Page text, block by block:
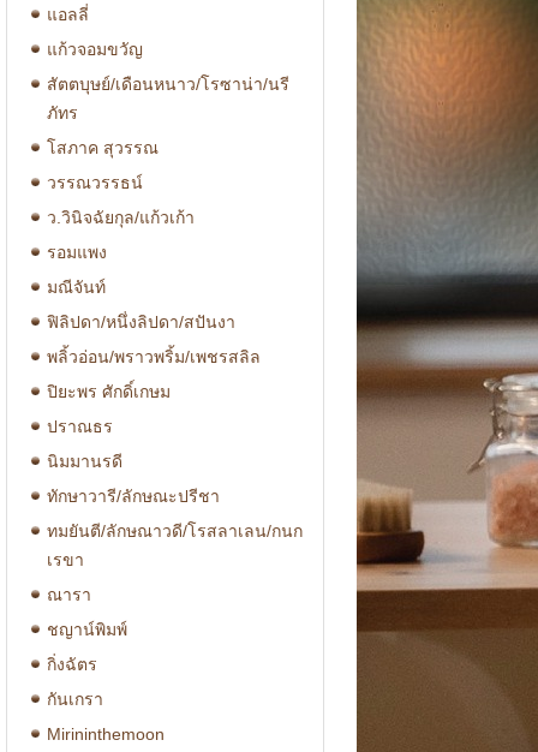
แอลลี่
แก้วจอมขวัญ
สัตตบุษย์/เดือนหนาว/โรซาน่า/นรี
ภัทร
โสภาค สุวรรณ
วรรณวรรธน์
ว.วินิจฉัยกุล/แก้วเก้า
รอมแพง
มณีจันท์
ฟิลิปดา/หนึ่งลิปดา/สปันงา
พลิ้วอ่อน/พราวพริ้ม/เพชรสลิล
ปิยะพร ศักดิ์เกษม
ปราณธร
นิมมานรดี
ทักษาวารี/ลักษณะปรีชา
ทมยันตี/ลักษณาวดี/โรสลาเลน/กนก
เรขา
ณารา
ชญาน์พิมพ์
กิ่งฉัตร
กันเกรา
Mirininthemoon